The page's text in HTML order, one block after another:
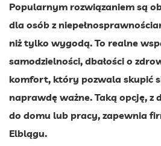
Popularnym rozwiązaniem są
dla osób z
niż tylko wygodą. To realne
samodzielności, dbałości o
komfort, który pozwala skupić
naprawdę ważne. Taką opcję,
do domu lub pracy, zapewnia
Elblągu.